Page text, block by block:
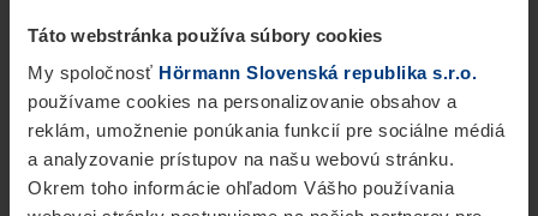
Táto webstránka používa súbory cookies
My spoločnosť Hörmann Slovenská republika s.r.o.
používame cookies na personalizovanie obsahov a
reklám, umožnenie ponúkania funkcií pre sociálne médiá
a analyzovanie prístupov na našu webovú stránku.
Okrem toho informácie ohľadom Vášho používania